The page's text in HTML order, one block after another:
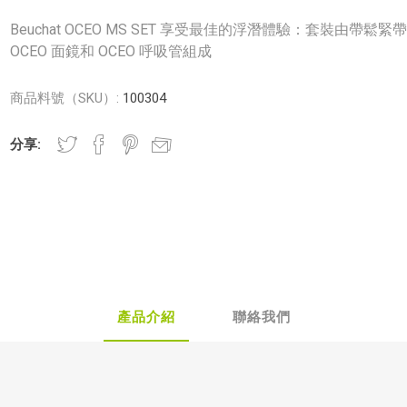
Beuchat OCEO MS SET 享受最佳的浮潛體驗：套裝由帶鬆緊
OCEO 面鏡和 OCEO 呼吸管組成
商品料號（SKU）: 100304
分享:
產品介紹 聯絡我們